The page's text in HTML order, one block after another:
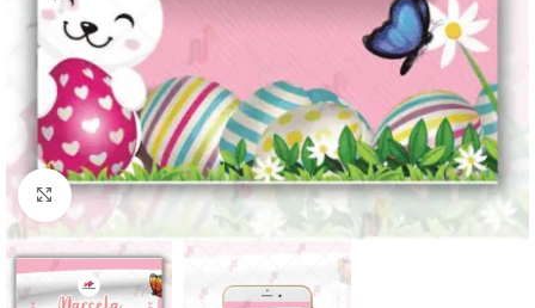
Clique para ampliar